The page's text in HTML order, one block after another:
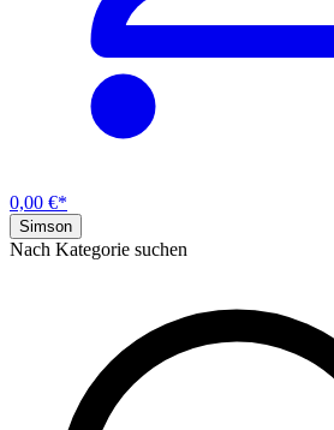
0,00 €*
Simson
Nach Kategorie suchen